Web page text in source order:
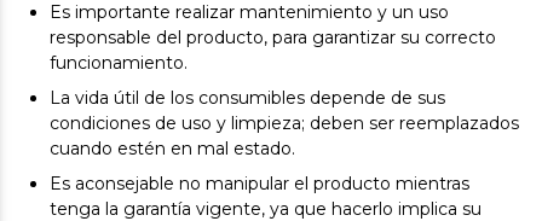
Es importante realizar mantenimiento y un uso
responsable del producto, para garantizar su correcto
funcionamiento.
La vida útil de los consumibles depende de sus
condiciones de uso y limpieza; deben ser reemplazados
cuando estén en mal estado.
Es aconsejable no manipular el producto mientras
tenga la garantía vigente, ya que hacerlo implica su